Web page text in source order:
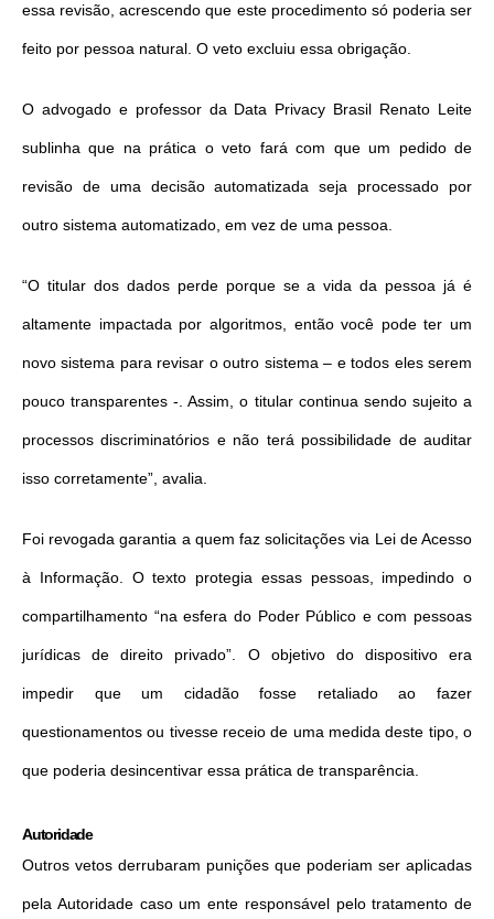
essa revisão, acrescendo que este procedimento só poderia ser
feito por pessoa natural. O veto excluiu essa obrigação.
O advogado e professor da Data Privacy Brasil Renato Leite
sublinha que na prática o veto fará com que um pedido de
revisão de uma decisão automatizada seja processado por
outro sistema automatizado, em vez de uma pessoa.
“O titular dos dados perde porque se a vida da pessoa já é
altamente impactada por algoritmos, então você pode ter um
novo sistema para revisar o outro sistema – e todos eles serem
pouco transparentes -. Assim, o titular continua sendo sujeito a
processos discriminatórios e não terá possibilidade de auditar
isso corretamente”, avalia.
Foi revogada garantia a quem faz solicitações via Lei de Acesso
à Informação. O texto protegia essas pessoas, impedindo o
compartilhamento “na esfera do Poder Público e com pessoas
jurídicas de direito privado”. O objetivo do dispositivo era
impedir que um cidadão fosse retaliado ao fazer
questionamentos ou tivesse receio de uma medida deste tipo, o
que poderia desincentivar essa prática de transparência.
Autoridade
Outros vetos derrubaram punições que poderiam ser aplicadas
pela Autoridade caso um ente responsável pelo tratamento de